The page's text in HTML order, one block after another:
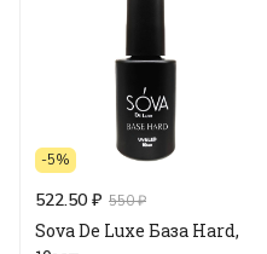
-5%
522.50 ₽ 550 ₽
Sova De Luxe База Hard,